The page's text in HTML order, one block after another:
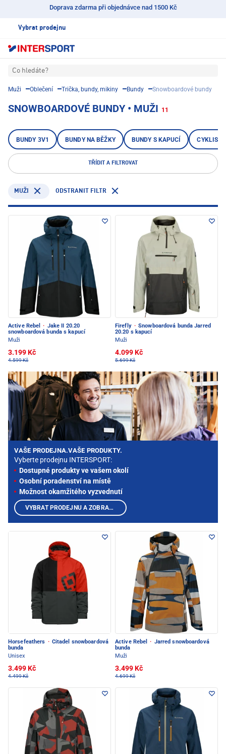
Doprava zdarma při objednávce nad 1500 Kč
Vybrat prodejnu
Co hledáte?
Muži Oblečení Trička, bundy, mikiny Bundy Snowboardové bundy
SNOWBOARDOVÉ BUNDY • MUŽI 11
BUNDY 3V1 BUNDY NA BĚŽKY BUNDY S KAPUCÍ
TŘÍDIT A FILTROVAT
MUŽI ODSTRANIT FILTR
Active Rebel · Jake II 20.20
snowboardová bunda s kapucí
Muži
3.199 Kč
4.599 Kč
Firefly · Snowboardová bunda Jarred
20.20 s kapucí
Muži
4.099 Kč
5.699 Kč
Horsefeathers · Citadel snowboardová
bunda
Unisex
3.499 Kč
4.499 Kč
Active Rebel · Jarred snowboardová
bunda
Muži
3.499 Kč
4.699 Kč
VAŠE PRODEJNA.VAŠE PRODUKTY.
Vyberte prodejnu INTERSPORT:
Dostupné produkty ve vašem okolí
Osobní poradenství na místě
Možnost okamžitého vyzvednutí
VYBRAT PRODEJNU A ZOBRAZIT PRODUKTY